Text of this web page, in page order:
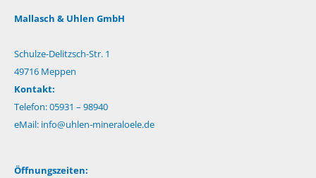
Mallasch & Uhlen GmbH
Schulze-Delitzsch-Str. 1
49716 Meppen
Kontakt:
Telefon: 05931 – 98940
eMail: info@uhlen-mineraloele.de
Öffnungszeiten: